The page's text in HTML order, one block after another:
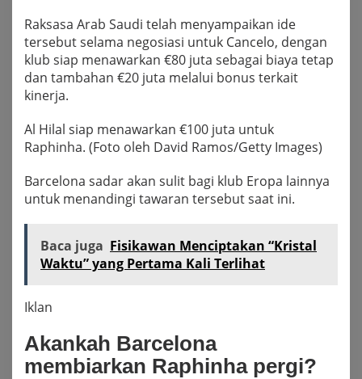
Raksasa Arab Saudi telah menyampaikan ide
tersebut selama negosiasi untuk Cancelo, dengan
klub siap menawarkan €80 juta sebagai biaya tetap
dan tambahan €20 juta melalui bonus terkait
kinerja.
Al Hilal siap menawarkan €100 juta untuk
Raphinha. (Foto oleh David Ramos/Getty Images)
Barcelona sadar akan sulit bagi klub Eropa lainnya
untuk menandingi tawaran tersebut saat ini.
Baca juga Fisikawan Menciptakan “Kristal
Waktu” yang Pertama Kali Terlihat
Iklan
Akankah Barcelona
membiarkan Raphinha pergi?